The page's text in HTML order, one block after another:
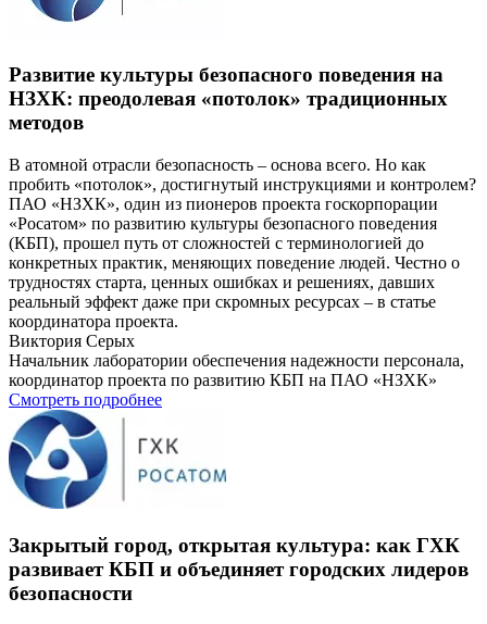
Развитие культуры безопасного поведения на
НЗХК: преодолевая «потолок» традиционных
методов
В атомной отрасли безопасность – основа всего. Но как
пробить «потолок», достигнутый инструкциями и контролем?
ПАО «НЗХК», один из пионеров проекта госкорпорации
«Росатом» по развитию культуры безопасного поведения
(КБП), прошел путь от сложностей с терминологией до
конкретных практик, меняющих поведение людей. Честно о
трудностях старта, ценных ошибках и решениях, давших
реальный эффект даже при скромных ресурсах – в статье
координатора проекта.
Виктория Серых
Начальник лаборатории обеспечения надежности персонала,
координатор проекта по развитию КБП на ПАО «НЗХК»
Смотреть подробнее
Закрытый город, открытая культура: как ГХК
развивает КБП и объединяет городских лидеров
безопасности